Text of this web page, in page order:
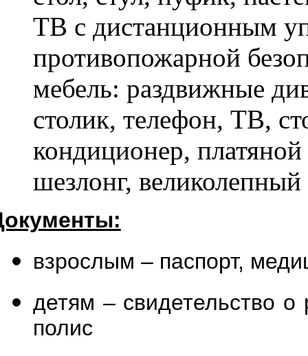
ТВ с дистанционным
противопожарной
мебель: раздвижные
столик, телефон, ТВ,
кондиционер,
шезлонг,
взрослым – паспорт,
детям – свидетельство
полис